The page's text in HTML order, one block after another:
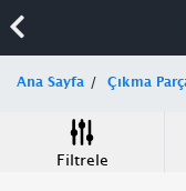
Ana Sayfa Çıkma
Filtrele